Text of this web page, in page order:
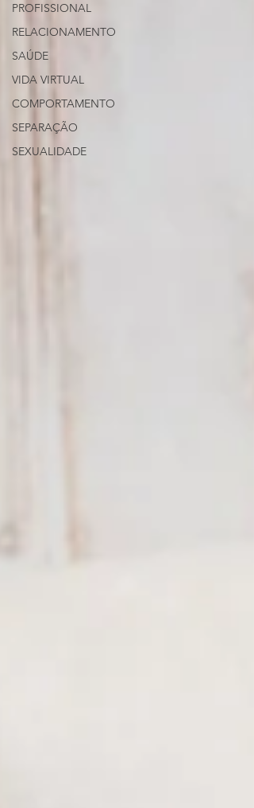
PROFISSIONAL
RELACIONAMENTO
SAÚDE
VIDA VIRTUAL
COMPORTAMENTO
SEPARAÇÃO
SEXUALIDADE